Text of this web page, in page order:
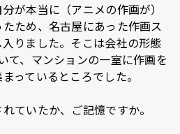
が本当に（アニメの作画が）
ため、名古屋にあった作画ス
りました。そこは会社の形態
て、マンションの一室に作画を
っているところでした。
ていたか、ご記憶ですか。